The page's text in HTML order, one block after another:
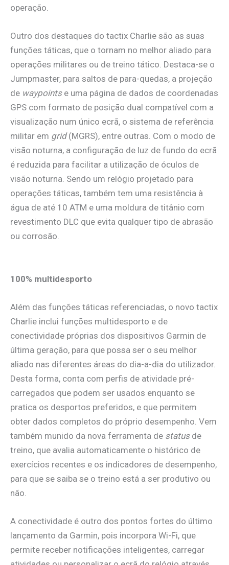
operação.
Outro dos destaques do tactix Charlie são as suas
funções táticas, que o tornam no melhor aliado para
operações militares ou de treino tático. Destaca-se o
Jumpmaster, para saltos de para-quedas, a projeção
de waypointse uma página de dados de coordenadas
GPS com formato de posição dual compatível com a
visualização num único ecrã, o sistema de referência
militar em grid(MGRS), entre outras. Com o modo de
visão noturna, a configuração de luz de fundo do ecrã
é reduzida para facilitar a utilização de óculos de
visão noturna. Sendo um relógio projetado para
operações táticas, também tem uma resistência à
água de até 10 ATM e uma moldura de titânio com
revestimento DLC que evita qualquer tipo de abrasão
ou corrosão.
100% multidesporto
Além das funções táticas referenciadas, o novo tactix
Charlie inclui funções multidesporto e de
conectividade próprias dos dispositivos Garmin de
última geração, para que possa ser o seu melhor
aliado nas diferentes áreas do dia-a-dia do utilizador.
Desta forma, conta com perfis de atividade pré-
carregados que podem ser usados enquanto se
pratica os desportos preferidos, e que permitem
obter dados completos do próprio desempenho. Vem
também munido da nova ferramenta de statusde
treino, que avalia automaticamente o histórico de
exercícios recentes e os indicadores de desempenho,
para que se saiba se o treino está a ser produtivo ou
não.
A conectividade é outro dos pontos fortes do último
lançamento da Garmin, pois incorpora Wi-Fi, que
permite receber notificações inteligentes, carregar